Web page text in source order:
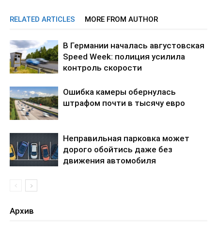
RELATED ARTICLES MORE FROM AUTHOR
В Германии началась августовская
Speed Week: полиция усилила
контроль скорости
Ошибка камеры обернулась
штрафом почти в тысячу евро
Неправильная парковка может
дорого обойтись даже без
движения автомобиля
Архив